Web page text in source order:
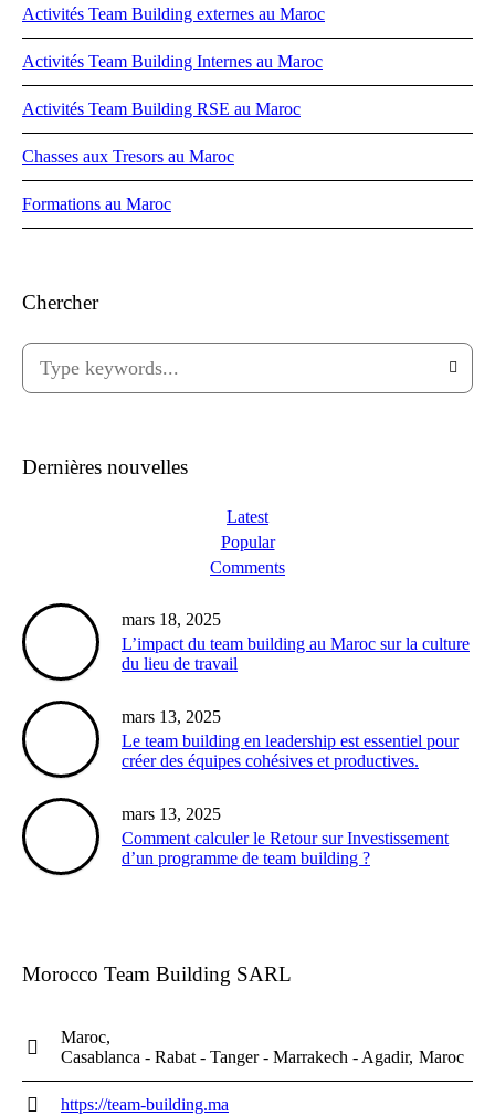
Activités Team Building externes au Maroc
Activités Team Building Internes au Maroc
Activités Team Building RSE au Maroc
Chasses aux Tresors au Maroc
Formations au Maroc
Chercher
Dernières nouvelles
Latest
Popular
Comments
mars 18, 2025
L’impact du team building au Maroc sur la culture
du lieu de travail
mars 13, 2025
Le team building en leadership est essentiel pour
créer des équipes cohésives et productives.
mars 13, 2025
Comment calculer le Retour sur Investissement
d’un programme de team building ?
Morocco Team Building SARL
Maroc
Casablanca - Rabat - Tanger - Marrakech - Agadir Maroc
https://team-building.ma